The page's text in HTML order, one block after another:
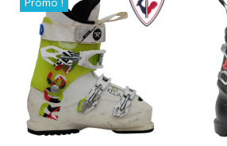
Promo !